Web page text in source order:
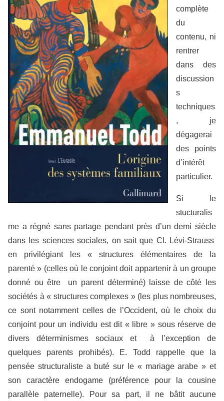
complète
du
contenu, ni
rentrer
dans des
discussion
s
techniques
, je
dégagerai
des points
d’intérêt
particulier.
Si le
stucturalis
me a régné sans partage pendant près d’un demi siècle
dans les sciences sociales, on sait que Cl. Lévi-Strauss
en privilégiant les « structures élémentaires de la
parenté » (celles où le conjoint doit appartenir à un groupe
donné ou être un parent déterminé) laisse de côté les
sociétés à « structures complexes » (les plus nombreuses,
ce sont notamment celles de l’Occident, où le choix du
conjoint pour un individu est dit « libre » sous réserve de
divers déterminismes sociaux et à l’exception de
quelques parents prohibés). E. Todd rappelle que la
pensée structuraliste a buté sur le « mariage arabe » et
son caractère endogame (préférence pour la cousine
parallèle paternelle). Pour sa part, il ne bâtit aucune